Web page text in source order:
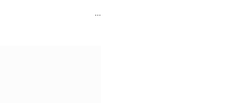
…